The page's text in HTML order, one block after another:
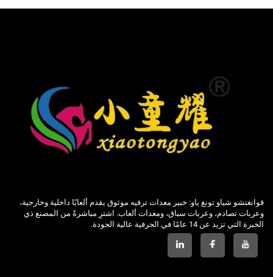
قوانغتشو شياو تونغ ياو: خبير معدات ترفيه موثوق يقدم ألعابًا داخلية وخارجية،
وعربات تصادم، وعربات سباق، ومعدات ألعاب. اشترِ مباشرةً من المصنع ذي
الخبرة التي تزيد عن 14 عامًا في الحرفية عالية الجودة.